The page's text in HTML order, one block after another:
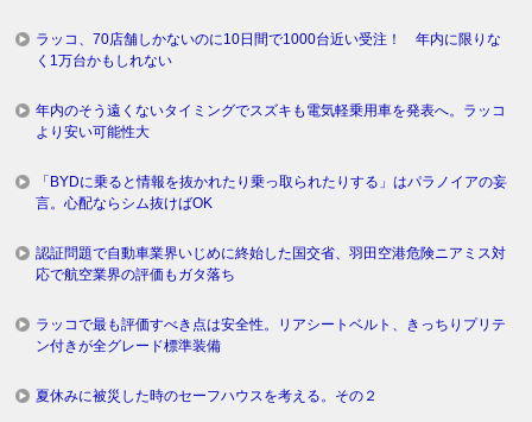
ラッコ、70店舗しかないのに10日間で1000台近い受注！ 年内に限りな
く1万台かもしれない
年内のそう遠くないタイミングでスズキも電気軽乗用車を発表へ。ラッコ
より安い可能性大
「BYDに乗ると情報を抜かれたり乗っ取られたりする」はパラノイアの妄
言。心配ならシム抜けばOK
認証問題で自動車業界いじめに終始した国交省、羽田空港危険ニアミス対
応で航空業界の評価もガタ落ち
ラッコで最も評価すべき点は安全性。リアシートベルト、きっちりプリテ
ン付きが全グレード標準装備
夏休みに被災した時のセーフハウスを考える。その２